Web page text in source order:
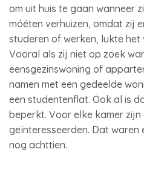
om uit huis te gaan wanneer
móéten verhuizen, omdat zij
studeren of werken, lukte het
Vooral als zij niet op zoek
eensgezinswoning of
namen met een gedeelde
een studentenflat. Ook al is
beperkt. Voor elke kamer
geïnteresseerden. Dat
nog achttien.